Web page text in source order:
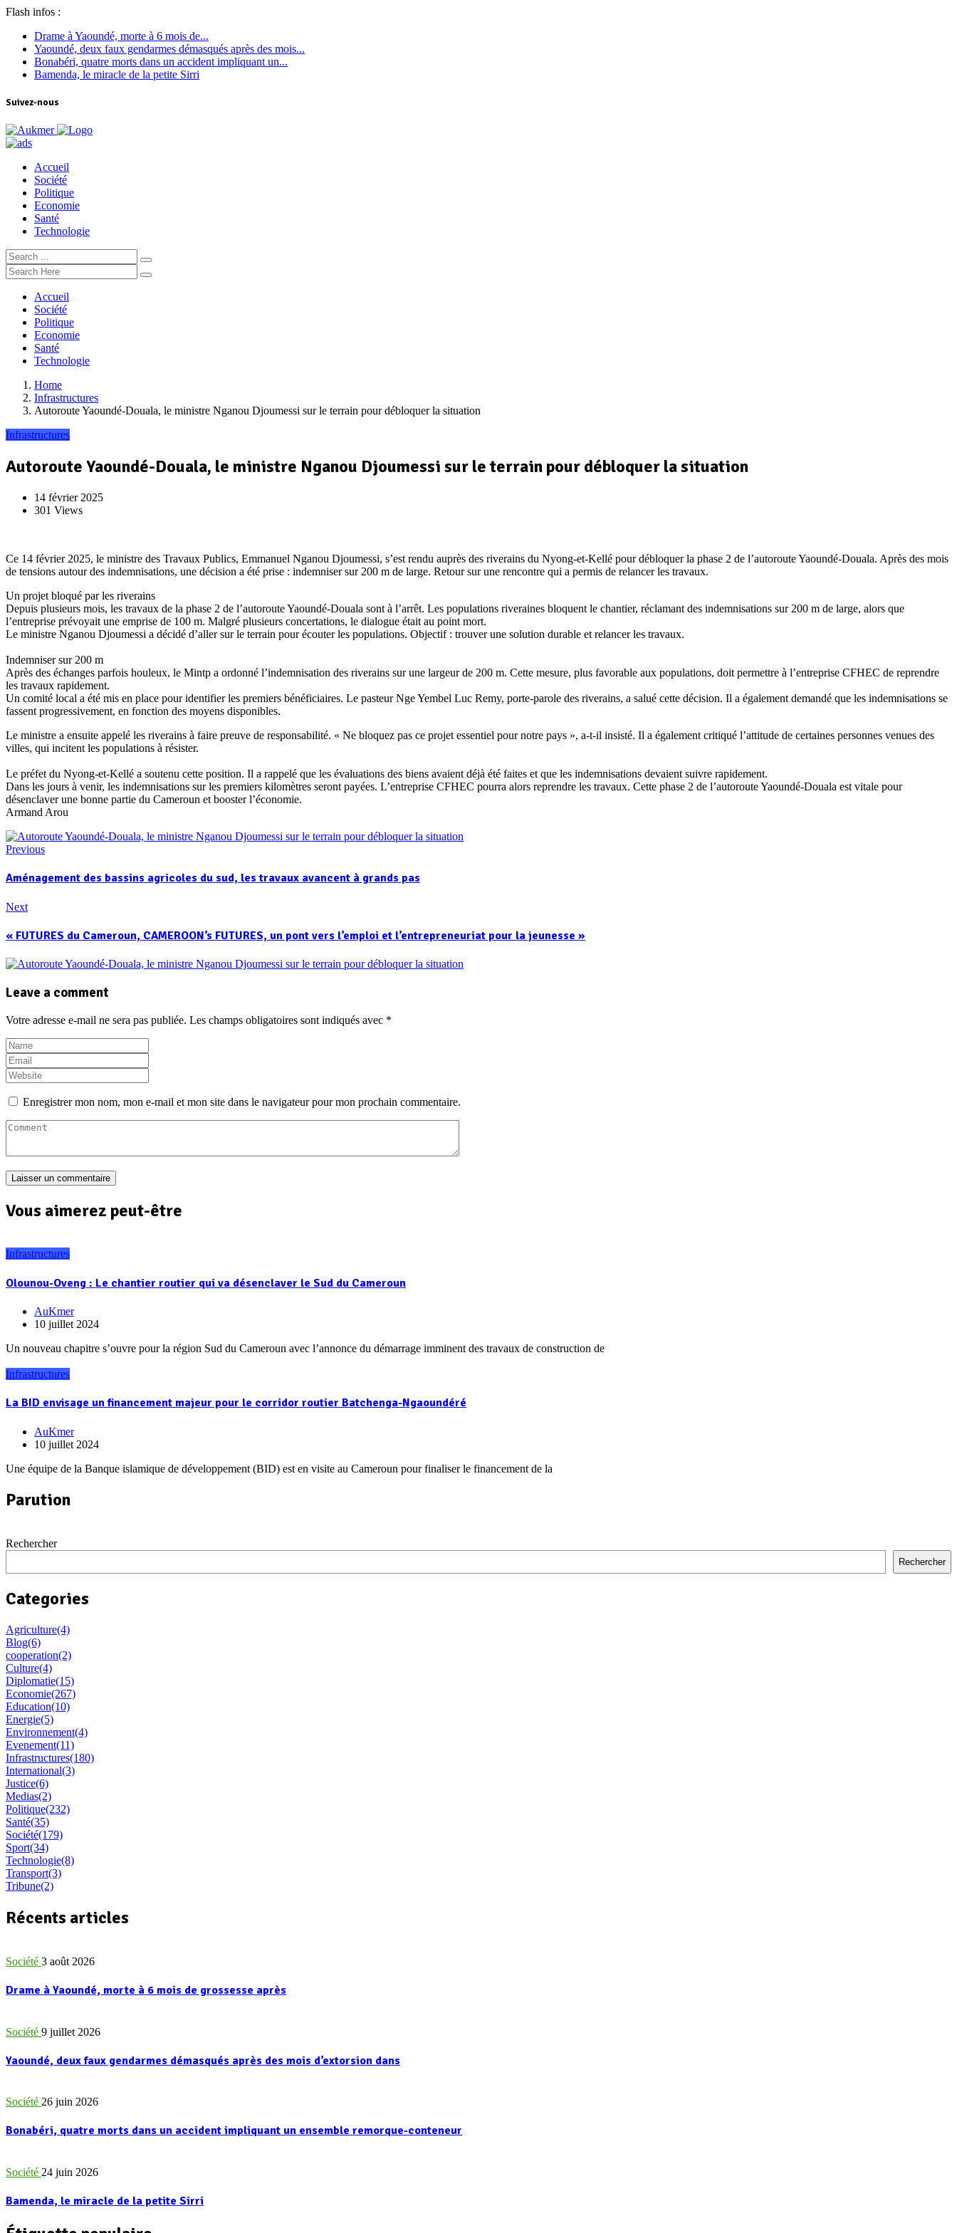
Flash infos :
Drame à Yaoundé, morte à 6 mois de...
Yaoundé, deux faux gendarmes démasqués après des mois...
Bonabéri, quatre morts dans un accident impliquant un...
Bamenda, le miracle de la petite Sirri
Suivez-nous
Accueil
Société
Politique
Economie
Santé
Technologie
Accueil
Société
Politique
Economie
Santé
Technologie
Home
Infrastructures
Autoroute Yaoundé-Douala, le ministre Nganou Djoumessi sur le terrain pour débloquer la situation
Infrastructures
Autoroute Yaoundé-Douala, le ministre Nganou Djoumessi sur le terrain pour débloquer la situation
14 février 2025
301 Views
Ce 14 février 2025, le ministre des Travaux Publics, Emmanuel Nganou Djoumessi, s’est rendu auprès des riverains du Nyong-et-Kellé pour débloquer la phase 2 de l’autoroute Yaoundé-Douala. Après des mois
de tensions autour des indemnisations, une décision a été prise : indemniser sur 200 m de large. Retour sur une rencontre qui a permis de relancer les travaux.
Un projet bloqué par les riverains
Depuis plusieurs mois, les travaux de la phase 2 de l’autoroute Yaoundé-Douala sont à l’arrêt. Les populations riveraines bloquent le chantier, réclamant des indemnisations sur 200 m de large, alors que
l’entreprise prévoyait une emprise de 100 m. Malgré plusieurs concertations, le dialogue était au point mort.
Le ministre Nganou Djoumessi a décidé d’aller sur le terrain pour écouter les populations. Objectif : trouver une solution durable et relancer les travaux.
Indemniser sur 200 m
Après des échanges parfois houleux, le Mintp a ordonné l’indemnisation des riverains sur une largeur de 200 m. Cette mesure, plus favorable aux populations, doit permettre à l’entreprise CFHEC de reprendre
les travaux rapidement.
Un comité local a été mis en place pour identifier les premiers bénéficiaires. Le pasteur Nge Yembel Luc Remy, porte-parole des riverains, a salué cette décision. Il a également demandé que les indemnisations se
fassent progressivement, en fonction des moyens disponibles.
Le ministre a ensuite appelé les riverains à faire preuve de responsabilité. « Ne bloquez pas ce projet essentiel pour notre pays », a-t-il insisté. Il a également critiqué l’attitude de certaines personnes venues des
villes, qui incitent les populations à résister.
Le préfet du Nyong-et-Kellé a soutenu cette position. Il a rappelé que les évaluations des biens avaient déjà été faites et que les indemnisations devaient suivre rapidement.
Dans les jours à venir, les indemnisations sur les premiers kilomètres seront payées. L’entreprise CFHEC pourra alors reprendre les travaux. Cette phase 2 de l’autoroute Yaoundé-Douala est vitale pour
désenclaver une bonne partie du Cameroun et booster l’économie.
Armand Arou
Previous
Aménagement des bassins agricoles du sud, les travaux avancent à grands pas
Next
« FUTURES du Cameroun, CAMEROON’s FUTURES, un pont vers l’emploi et l’entrepreneuriat pour la jeunesse »
Leave a comment
Votre adresse e-mail ne sera pas publiée. Les champs obligatoires sont indiqués avec *
Enregistrer mon nom, mon e-mail et mon site dans le navigateur pour mon prochain commentaire.
Vous aimerez peut-être
Infrastructures
Olounou-Oveng : Le chantier routier qui va désenclaver le Sud du Cameroun
AuKmer
10 juillet 2024
Un nouveau chapitre s’ouvre pour la région Sud du Cameroun avec l’annonce du démarrage imminent des travaux de construction de
Infrastructures
La BID envisage un financement majeur pour le corridor routier Batchenga-Ngaoundéré
AuKmer
10 juillet 2024
Une équipe de la Banque islamique de développement (BID) est en visite au Cameroun pour finaliser le financement de la
Parution
Rechercher
Rechercher
Categories
Agriculture(4)
Blog(6)
cooperation(2)
Culture(4)
Diplomatie(15)
Economie(267)
Education(10)
Energie(5)
Environnement(4)
Evenement(11)
Infrastructures(180)
International(3)
Justice(6)
Medias(2)
Politique(232)
Santé(35)
Société(179)
Sport(34)
Technologie(8)
Transport(3)
Tribune(2)
Récents articles
Société 3 août 2026
Drame à Yaoundé, morte à 6 mois de grossesse après
Société 9 juillet 2026
Yaoundé, deux faux gendarmes démasqués après des mois d’extorsion dans
Société 26 juin 2026
Bonabéri, quatre morts dans un accident impliquant un ensemble remorque-conteneur
Société 24 juin 2026
Bamenda, le miracle de la petite Sirri